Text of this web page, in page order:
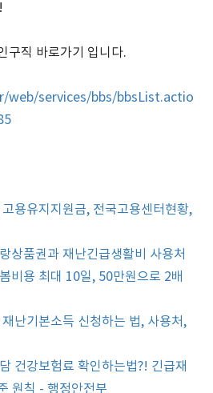
구직 바로가기 입니다.
web/services/bbs/bbsList.actio
용유지지원금, 전국고용센터현황,
상품권과 재난긴급생활비 사용처
비용 최대 10일, 50만원으로 2배
난기본소득 신청하는 법, 사용처,
건강보험료 확인하는법?! 긴급재
원칙 - 행정안전부